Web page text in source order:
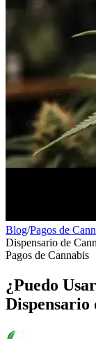
Blog/Pagos de
Dispensario de
Pagos de Cannabis
¿Puedo
Dispensario